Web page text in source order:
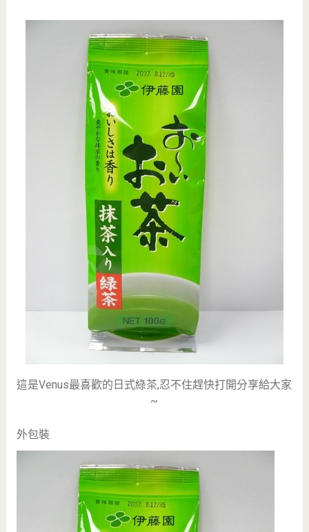
這是Venus最喜歡的日式綠茶,忍不住趕快打開分享給大家
~
外包裝